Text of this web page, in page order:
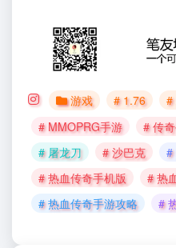
游戏 # 1.76
#
# MMOPRG手游
# 传
# 屠龙刀
# 沙巴克
#
# 热血传奇手机版
# 热
# 热血传奇手游攻略
#